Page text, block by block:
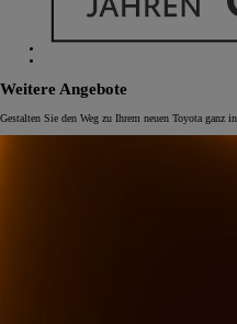
Weitere Angebote
Gestalten Sie den Weg zu Ihrem neuen Toyota ganz